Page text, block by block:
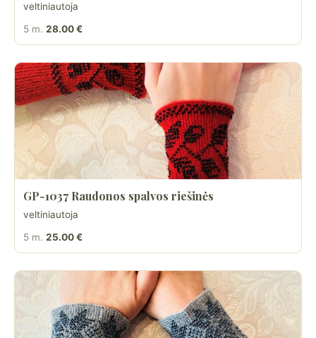
veltiniautoja
5 m. 28.00 €
GP-1037 Raudonos spalvos riešinės
veltiniautoja
5 m. 25.00 €